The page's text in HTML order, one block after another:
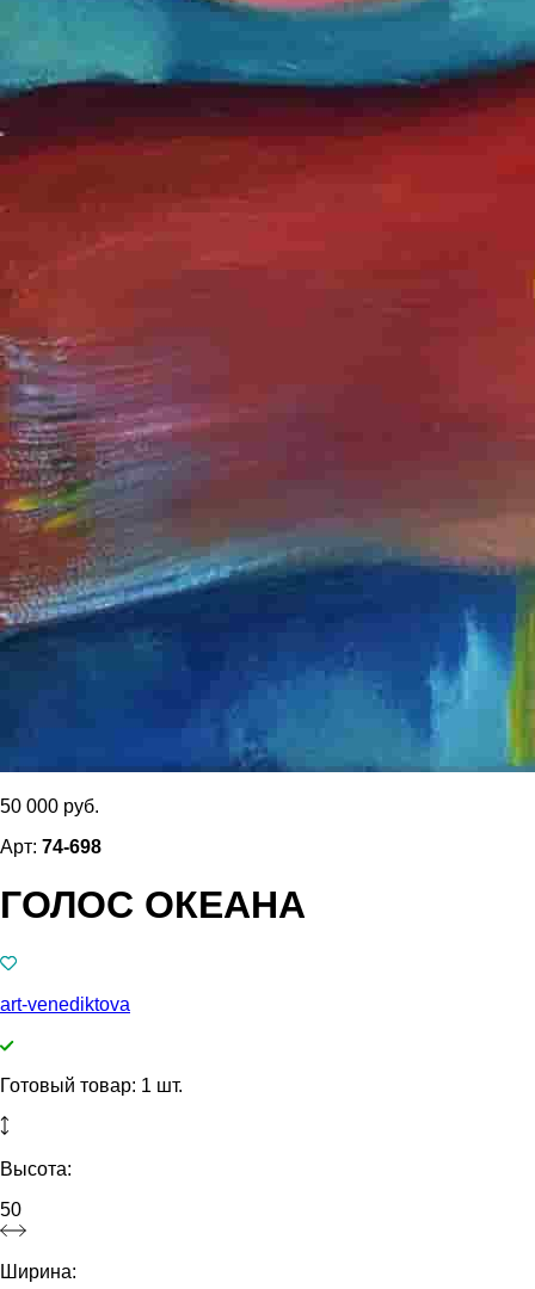
50 000 руб.
Арт: 74-698
ГОЛОС ОКЕАНА
art-venediktova
Готовый товар: 1 шт.
Высота:
50
Ширина: